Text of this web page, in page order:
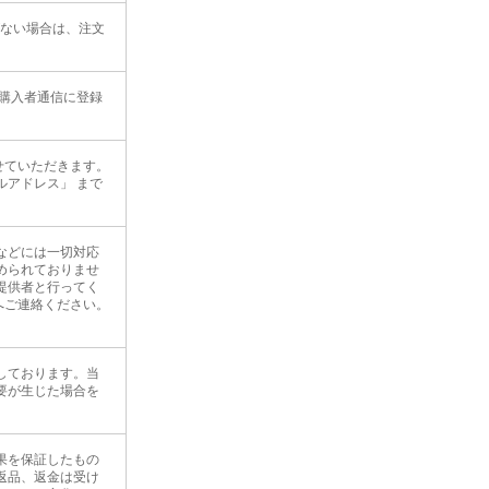
い場合は、注文
入者通信に登録
いただきます。
アドレス」 まで
どには一切対応
られておりませ
供者と行ってく
ご連絡ください。
ております。当
が生じた場合を
を保証したもの
品、返金は受け